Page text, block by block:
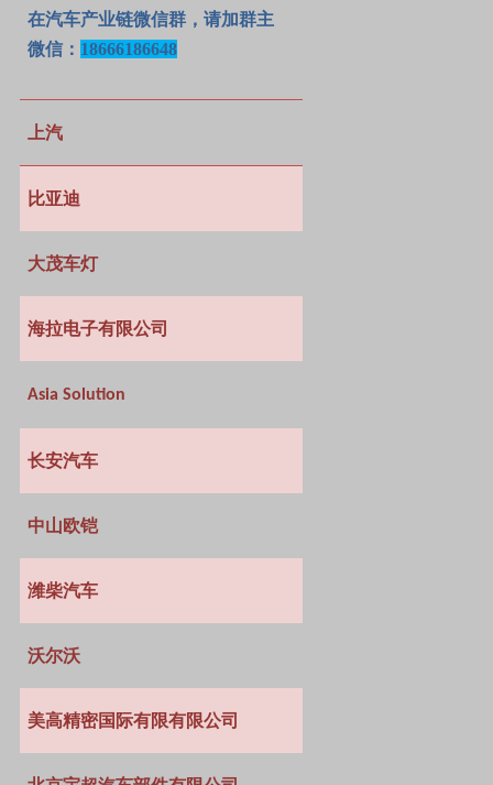
在汽车产业链微信群， 请加群主
微信： 18666186648
上汽
比亚迪
大茂车灯
海拉电子有限公司
Asia Solution
长安汽车
中山欧铠
潍柴汽车
沃尔沃
美高精密国际有限有限公司